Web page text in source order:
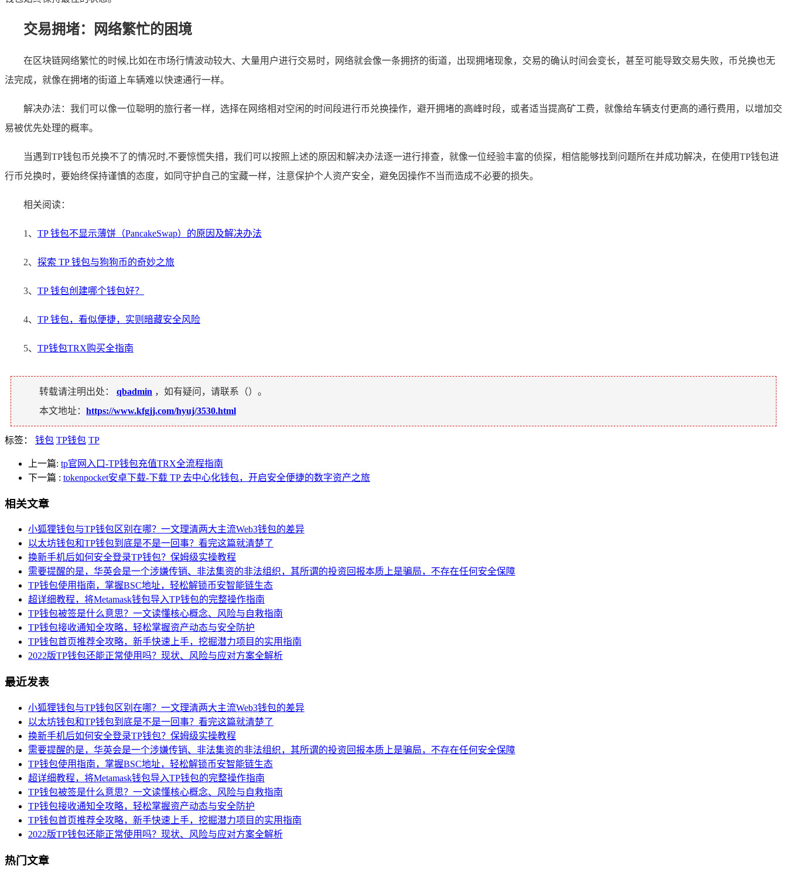
交易拥堵：网络繁忙的困境
在区块链网络繁忙的时候,比如在市场行情波动较大、大量用户进行交易时，网络就会像一条拥挤的街道，出现拥堵现象，交易的确认时间会变长，甚至可能导致交易失败，币兑换也无
法完成，就像在拥堵的街道上车辆难以快速通行一样。
解决办法：我们可以像一位聪明的旅行者一样，选择在网络相对空闲的时间段进行币兑换操作，避开拥堵的高峰时段，或者适当提高矿工费，就像给车辆支付更高的通行费用，以增加交
易被优先处理的概率。
当遇到TP钱包币兑换不了的情况时,不要惊慌失措，我们可以按照上述的原因和解决办法逐一进行排查，就像一位经验丰富的侦探，相信能够找到问题所在并成功解决，在使用TP钱包进
行币兑换时，要始终保持谨慎的态度，如同守护自己的宝藏一样，注意保护个人资产安全，避免因操作不当而造成不必要的损失。
相关阅读：
1、 TP 钱包不显示薄饼（PancakeSwap）的原因及解决办法
2、 探索 TP 钱包与狗狗币的奇妙之旅
3、 TP 钱包创建哪个钱包好？
4、 TP 钱包，看似便捷，实则暗藏安全风险
5、 TP钱包TRX购买全指南
转载请注明出处： qbadmin ，如有疑问，请联系（）。
本文地址： https://www.kfgjj.com/hyuj/3530.html
标签： 钱包 TP钱包 TP
上一篇: tp官网入口-TP钱包充值TRX全流程指南
下一篇 : tokenpocket安卓下载-下载 TP 去中心化钱包，开启安全便捷的数字资产之旅
相关文章
小狐狸钱包与TP钱包区别在哪？一文理清两大主流Web3钱包的差异
以太坊钱包和TP钱包到底是不是一回事？看完这篇就清楚了
换新手机后如何安全登录TP钱包？保姆级实操教程
需要提醒的是，华英会是一个涉嫌传销、非法集资的非法组织，其所谓的投资回报本质上是骗局，不存在任何安全保障
TP钱包使用指南，掌握BSC地址，轻松解锁币安智能链生态
超详细教程，将Metamask钱包导入TP钱包的完整操作指南
TP钱包被签是什么意思？一文读懂核心概念、风险与自救指南
TP钱包接收通知全攻略，轻松掌握资产动态与安全防护
TP钱包首页推荐全攻略，新手快速上手，挖掘潜力项目的实用指南
2022版TP钱包还能正常使用吗？现状、风险与应对方案全解析
最近发表
小狐狸钱包与TP钱包区别在哪？一文理清两大主流Web3钱包的差异
以太坊钱包和TP钱包到底是不是一回事？看完这篇就清楚了
换新手机后如何安全登录TP钱包？保姆级实操教程
需要提醒的是，华英会是一个涉嫌传销、非法集资的非法组织，其所谓的投资回报本质上是骗局，不存在任何安全保障
TP钱包使用指南，掌握BSC地址，轻松解锁币安智能链生态
超详细教程，将Metamask钱包导入TP钱包的完整操作指南
TP钱包被签是什么意思？一文读懂核心概念、风险与自救指南
TP钱包接收通知全攻略，轻松掌握资产动态与安全防护
TP钱包首页推荐全攻略，新手快速上手，挖掘潜力项目的实用指南
2022版TP钱包还能正常使用吗？现状、风险与应对方案全解析
热门文章